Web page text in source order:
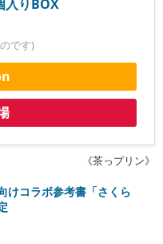
入りBOX
です)
《茶っプリン》
けコラボ参考書「さくら